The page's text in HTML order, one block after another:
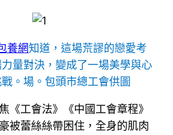
養網知道，這場荒謬的戀愛考
量對決，變成了一場美學與心
。場。包頭市總工會供圖
《工會法》《中國工會章程》
被蕾絲絲帶困住，全身的肌肉